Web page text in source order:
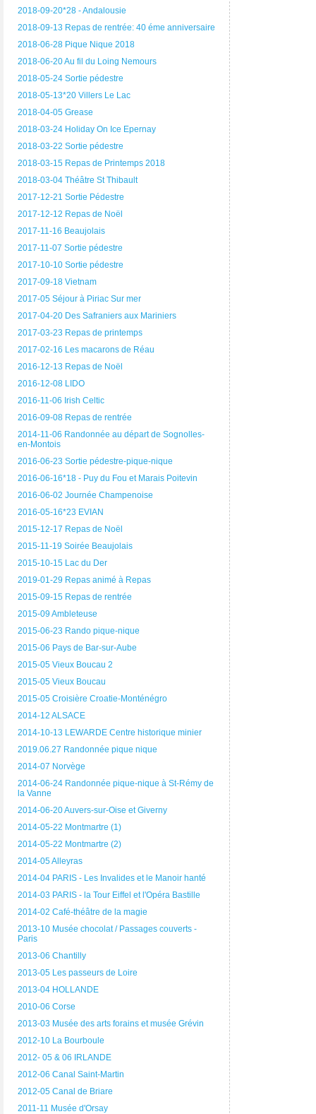
2018-09-20*28 - Andalousie
2018-09-13 Repas de rentrée: 40 éme anniversaire
2018-06-28 Pique Nique 2018
2018-06-20 Au fil du Loing Nemours
2018-05-24 Sortie pédestre
2018-05-13*20 Villers Le Lac
2018-04-05 Grease
2018-03-24 Holiday On Ice Epernay
2018-03-22 Sortie pédestre
2018-03-15 Repas de Printemps 2018
2018-03-04 Théâtre St Thibault
2017-12-21 Sortie Pédestre
2017-12-12 Repas de Noël
2017-11-16 Beaujolais
2017-11-07 Sortie pédestre
2017-10-10 Sortie pédestre
2017-09-18 Vietnam
2017-05 Séjour à Piriac Sur mer
2017-04-20 Des Safraniers aux Mariniers
2017-03-23 Repas de printemps
2017-02-16 Les macarons de Réau
2016-12-13 Repas de Noël
2016-12-08 LIDO
2016-11-06 Irish Celtic
2016-09-08 Repas de rentrée
2014-11-06 Randonnée au départ de Sognolles-
en-Montois
2016-06-23 Sortie pédestre-pique-nique
2016-06-16*18 - Puy du Fou et Marais Poitevin
2016-06-02 Journée Champenoise
2016-05-16*23 EVIAN
2015-12-17 Repas de Noël
2015-11-19 Soirée Beaujolais
2015-10-15 Lac du Der
2019-01-29 Repas animé à Repas
2015-09-15 Repas de rentrée
2015-09 Ambleteuse
2015-06-23 Rando pique-nique
2015-06 Pays de Bar-sur-Aube
2015-05 Vieux Boucau 2
2015-05 Vieux Boucau
2015-05 Croisière Croatie-Monténégro
2014-12 ALSACE
2014-10-13 LEWARDE Centre historique minier
2019.06.27 Randonnée pique nique
2014-07 Norvège
2014-06-24 Randonnée pique-nique à St-Rémy de
la Vanne
2014-06-20 Auvers-sur-Oise et Giverny
2014-05-22 Montmartre (1)
2014-05-22 Montmartre (2)
2014-05 Alleyras
2014-04 PARIS - Les Invalides et le Manoir hanté
2014-03 PARIS - la Tour Eiffel et l'Opéra Bastille
2014-02 Café-théâtre de la magie
2013-10 Musée chocolat / Passages couverts -
Paris
2013-06 Chantilly
2013-05 Les passeurs de Loire
2013-04 HOLLANDE
2010-06 Corse
2013-03 Musée des arts forains et musée Grévin
2012-10 La Bourboule
2012- 05 & 06 IRLANDE
2012-06 Canal Saint-Martin
2012-05 Canal de Briare
2011-11 Musée d'Orsay